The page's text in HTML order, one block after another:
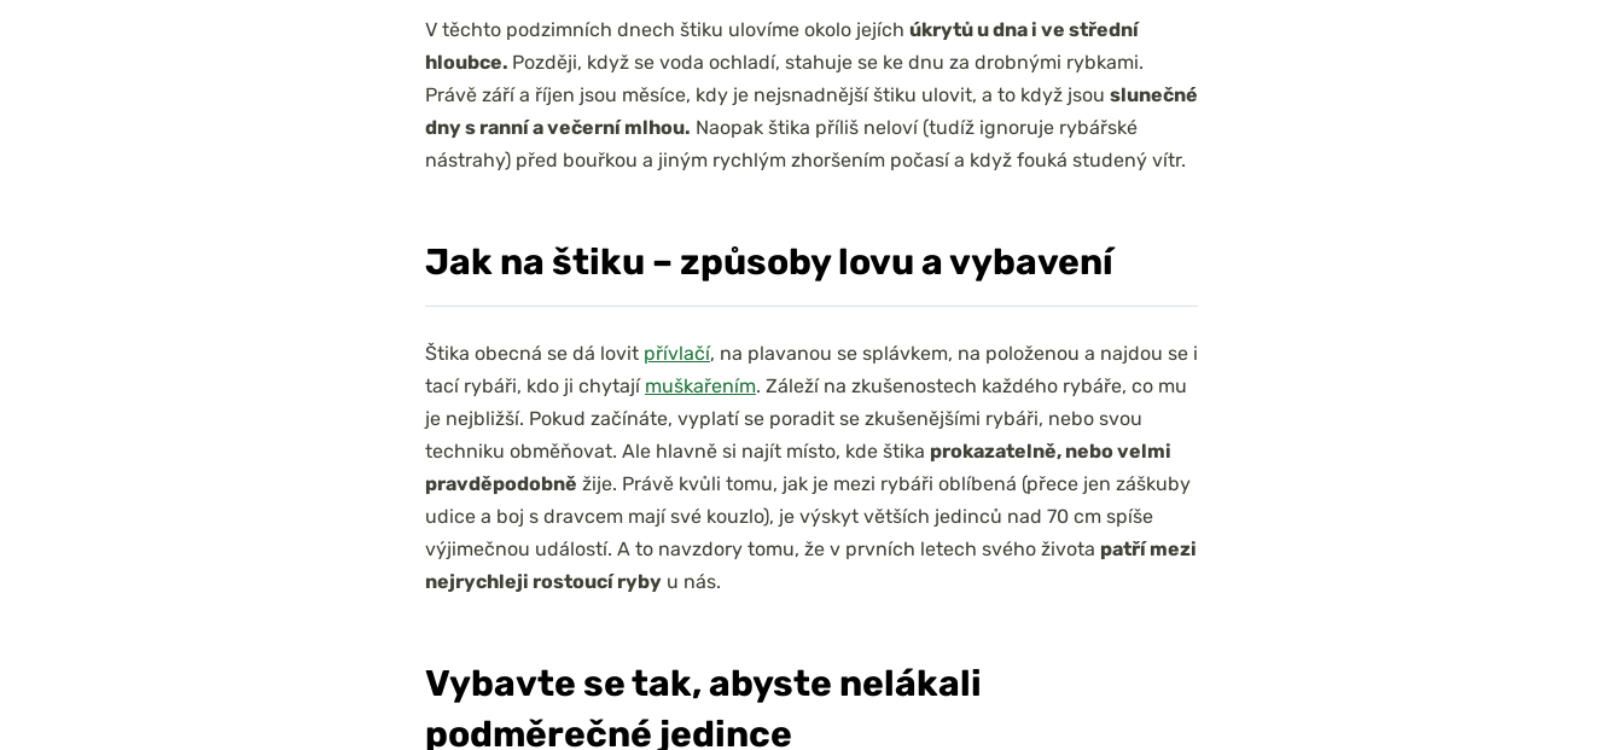
V těchto podzimních dnech štiku ulovíme okolo jejích úkrytů u dna i ve střední
hloubce. Později, když se voda ochladí, stahuje se ke dnu za drobnými rybkami.
Právě září a říjen jsou měsíce, kdy je nejsnadnější štiku ulovit, a to když jsou slunečné
dny s ranní a večerní mlhou. Naopak štika příliš neloví (tudíž ignoruje rybářské
nástrahy) před bouřkou a jiným rychlým zhoršením počasí a když fouká studený vítr.
Jak na štiku – způsoby lovu a vybavení
Štika obecná se dá lovit přívlačí, na plavanou se splávkem, na položenou a najdou se i
tací rybáři, kdo ji chytají muškařením. Záleží na zkušenostech každého rybáře, co mu
je nejbližší. Pokud začínáte, vyplatí se poradit se zkušenějšími rybáři, nebo svou
techniku obměňovat. Ale hlavně si najít místo, kde štika prokazatelně, nebo velmi
pravděpodobně žije. Právě kvůli tomu, jak je mezi rybáři oblíbená (přece jen záškuby
udice a boj s dravcem mají své kouzlo), je výskyt větších jedinců nad 70 cm spíše
výjimečnou událostí. A to navzdory tomu, že v prvních letech svého života patří mezi
nejrychleji rostoucí ryby u nás.
Vybavte se tak, abyste nelákali
podměrečné jedince